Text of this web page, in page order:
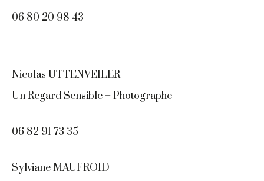
06 80 20 98 43
Nicolas UTTENVEILER
Un Regard Sensible – Photographe
06 82 91 73 35
Sylviane MAUFROID